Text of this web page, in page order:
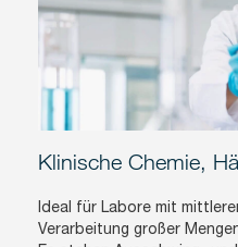
Klinische Chemie,
Ideal für Labore mit
Verarbeitung großer